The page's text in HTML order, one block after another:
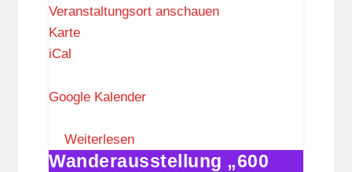
Veranstaltungsort anschauen
KarteF
u
S
t
iCal
Google Kalender
Weiterlesen
Wanderausstellung
Wanderausstellung „600